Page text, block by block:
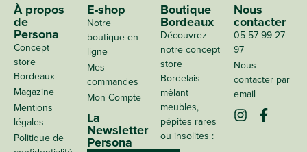
À propos
de
Persona
Concept
store
Bordeaux
Magazine
Mentions
légales
Politique de
E-shop
Notre
boutique en
ligne
Mes
commandes
Mon Compte
La
Newsletter
Persona
Boutique
Bordeaux
Découvrez
notre concept
store
Bordelais
mêlant
meubles,
pépites rares
ou insolites :
Nous
contacter
05 57 99 27
97
Nous
contacter par
email